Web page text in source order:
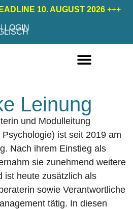
10. AUGUST 2026 +++
LOGIN
Leinung
und Modulleitung
ist seit 2019 am
Nach ihrem Einstieg als
sie zunehmend weitere
ist heute zusätzlich als
sowie Verantwortliche
tätig. In diesen